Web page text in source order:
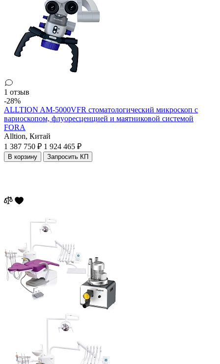
1 отзыв
-28%
ALLTION AM-5000VFR стоматологический микроскоп с
вариоскопом, флуоресценцией и маятниковой системой
FORA
Alltion, Китай
1 387 750 ₽ 1 924 465 ₽
В корзину Запросить КП